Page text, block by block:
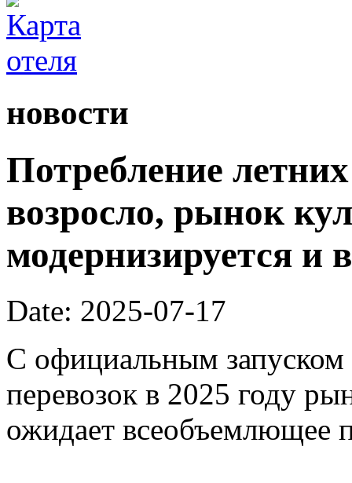
новости
Потребление
возросло, рынок
модернизируется и
Date: 2025-07-17
С официальным
перевозок в 2025 году
ожидает всеобъемлющее